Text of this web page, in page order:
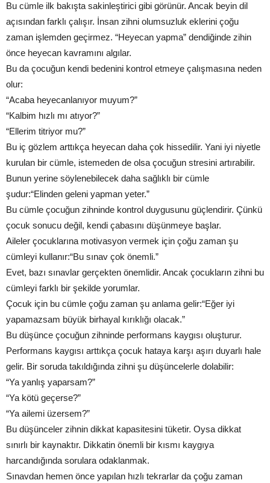
Bu cümle ilk bakışta sakinleştirici gibi görünür. Ancak beyin dil
açısından farklı çalışır. İnsan zihni olumsuzluk eklerini çoğu
zaman işlemden geçirmez. “Heyecan yapma” dendiğinde zihin
önce heyecan kavramını algılar.
Bu da çocuğun kendi bedenini kontrol etmeye çalışmasına neden
olur:
“Acaba heyecanlanıyor muyum?”
“Kalbim hızlı mı atıyor?”
“Ellerim titriyor mu?”
Bu iç gözlem arttıkça heyecan daha çok hissedilir. Yani iyi niyetle
kurulan bir cümle, istemeden de olsa çocuğun stresini artırabilir.
Bunun yerine söylenebilecek daha sağlıklı bir cümle
şudur:“Elinden geleni yapman yeter.”
Bu cümle çocuğun zihninde kontrol duygusunu güçlendirir. Çünkü
çocuk sonucu değil, kendi çabasını düşünmeye başlar.
Aileler çocuklarına motivasyon vermek için çoğu zaman şu
cümleyi kullanır:“Bu sınav çok önemli.”
Evet, bazı sınavlar gerçekten önemlidir. Ancak çocukların zihni bu
cümleyi farklı bir şekilde yorumlar.
Çocuk için bu cümle çoğu zaman şu anlama gelir:“Eğer iyi
yapamazsam büyük birhayal kırıklığı olacak.”
Bu düşünce çocuğun zihninde performans kaygısı oluşturur.
Performans kaygısı arttıkça çocuk hataya karşı aşırı duyarlı hale
gelir. Bir soruda takıldığında zihni şu düşüncelerle dolabilir:
“Ya yanlış yaparsam?”
“Ya kötü geçerse?”
“Ya ailemi üzersem?”
Bu düşünceler zihnin dikkat kapasitesini tüketir. Oysa dikkat
sınırlı bir kaynaktır. Dikkatin önemli bir kısmı kaygıya
harcandığında sorulara odaklanmak.
Sınavdan hemen önce yapılan hızlı tekrarlar da çoğu zaman